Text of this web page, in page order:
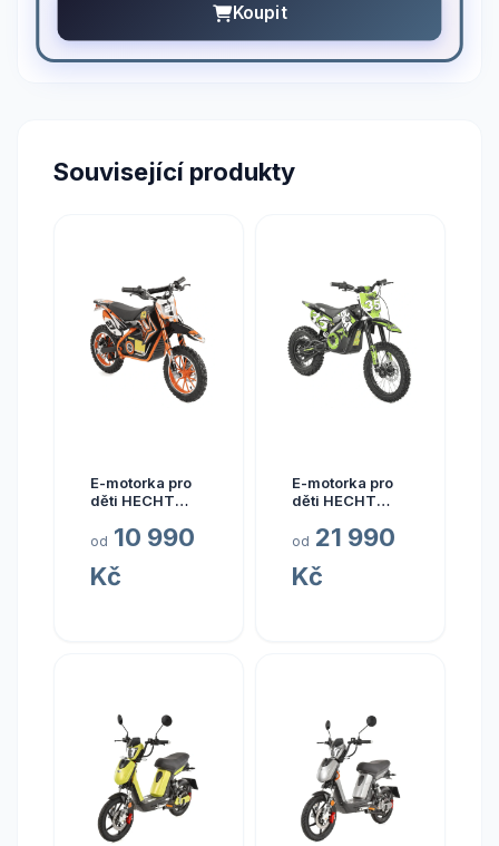
Koupit
Související produkty
E-motorka pro
děti HECHT
- 54500 (Dětská
od 10 990
Kč
E-motorka pro
děti HECHT
59150 Green
motorka)
od 21 990
Kč